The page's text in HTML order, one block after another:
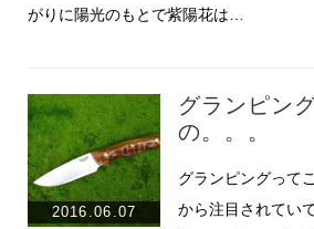
がりに陽光のもとで紫陽花は…
2016.06.07
グランピン
の。。。
グランピングって
から注目されてい